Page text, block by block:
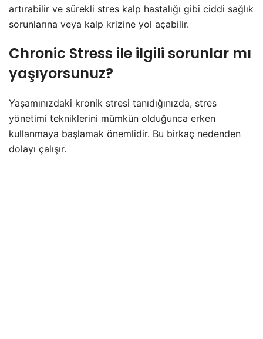
artırabilir ve sürekli stres kalp hastalığı gibi ciddi sağlık
sorunlarına veya kalp krizine yol açabilir.
Chronic Stress ile ilgili sorunlar mı
yaşıyorsunuz?
Yaşamınızdaki kronik stresi tanıdığınızda, stres
yönetimi tekniklerini mümkün olduğunca erken
kullanmaya başlamak önemlidir. Bu birkaç nedenden
dolayı çalışır.